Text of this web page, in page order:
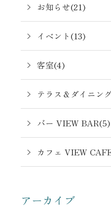
お知らせ(21)
イベント(13)
客室(4)
テラス＆ダイニン
バー VIEW BAR(5)
カフェ VIEW
アーカイブ